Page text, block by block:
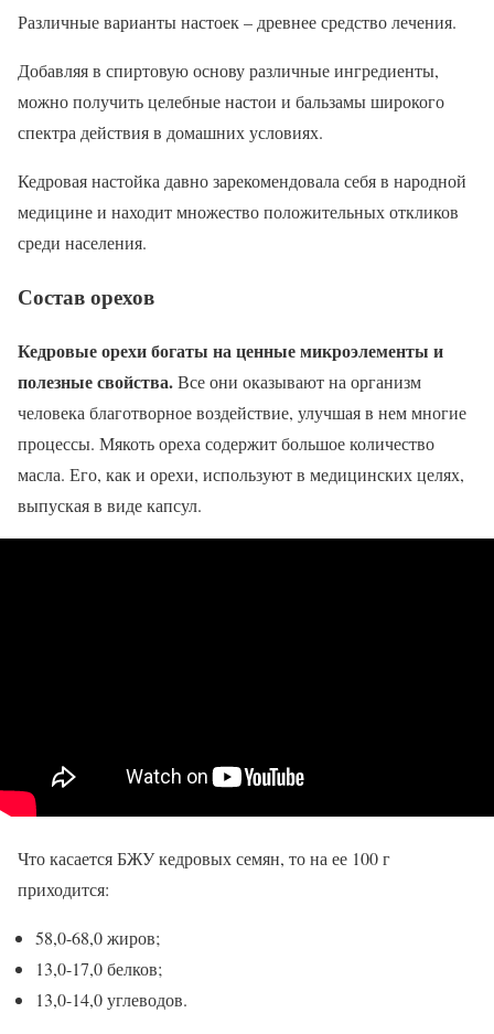
Различные варианты настоек – древнее средство лечения.
Добавляя в спиртовую основу различные ингредиенты,
можно получить целебные настои и бальзамы широкого
спектра действия в домашних условиях.
Кедровая настойка давно зарекомендовала себя в народной
медицине и находит множество положительных откликов
среди населения.
Состав орехов
Кедровые орехи богаты на ценные микроэлементы и
полезные свойства.Все они оказывают на организм
человека благотворное воздействие, улучшая в нем многие
процессы. Мякоть ореха содержит большое количество
масла. Его, как и орехи, используют в медицинских целях,
выпуская в виде капсул.
Что касается БЖУ кедровых семян, то на ее 100 г
приходится:
58,0-68,0 жиров;
13,0-17,0 белков;
13,0-14,0 углеводов.